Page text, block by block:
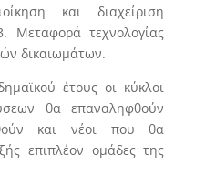
και διαχείριση
Μεταφορά τεχνολογίας
δικαιωμάτων.
έτους οι κύκλοι
θα επαναληφθούν
και νέοι που θα
επιπλέον ομάδες της